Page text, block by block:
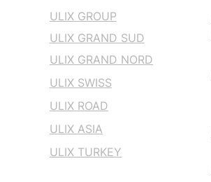
ULIX GROUP
ULIX GRAND SUD
ULIX GRAND NORD
ULIX SWISS
ULIX ROAD
ULIX ASIA
ULIX TURKEY